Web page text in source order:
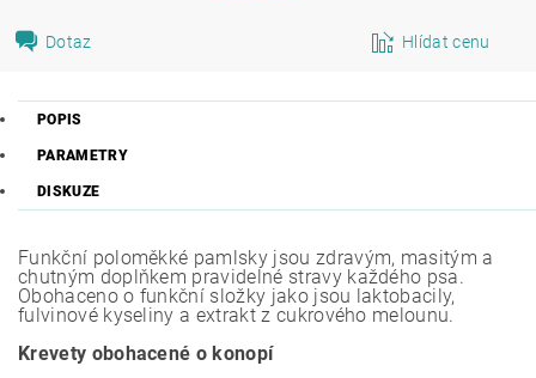
Dotaz Hlídat cenu
POPIS
PARAMETRY
DISKUZE
Funkční poloměkké pamlsky jsou zdravým, masitým a
chutným doplňkem pravidelné stravy každého psa.
Obohaceno o funkční složky jako jsou laktobacily,
fulvinové kyseliny a extrakt z cukrového melounu.
Krevety obohacené o konopí